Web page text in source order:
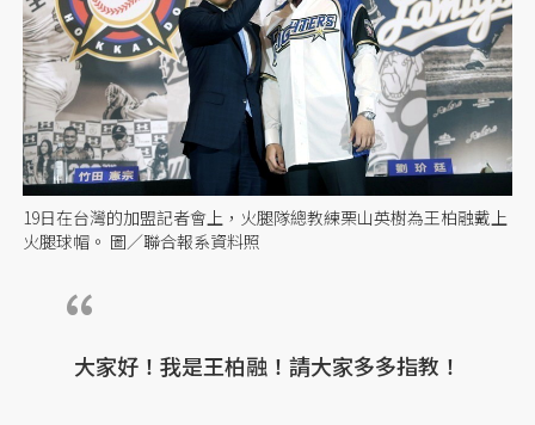
19日在台灣的加盟記者會上，火腿隊總教練栗山英樹為王柏融戴上
火腿球帽。 圖／聯合報系資料照
大家好！我是王柏融！請大家多多指教！